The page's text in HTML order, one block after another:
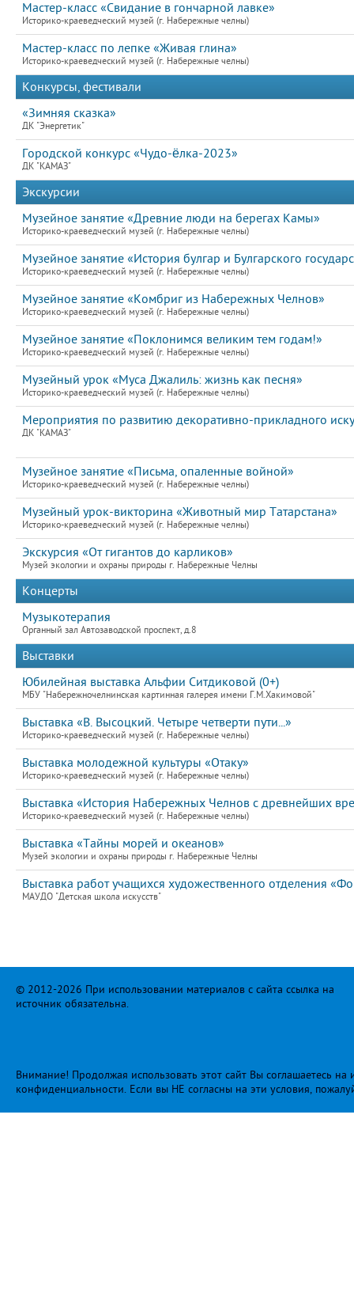
Мастер-класс «Свидание в гончарной лавке»
Историко-краеведческий музей (г. Набережные челны)
Мастер-класс по лепке «Живая глина»
Историко-краеведческий музей (г. Набережные челны)
Конкурсы, фестивали
«Зимняя сказка»
ДК "Энергетик"
Городской конкурс «Чудо-ёлка-2023»
ДК "КАМАЗ"
Экскурсии
Музейное занятие «Древние люди на берегах Камы»
Историко-краеведческий музей (г. Набережные челны)
Музейное занятие «История булгар и Булгарского
Историко-краеведческий музей (г. Набережные челны)
Музейное занятие «Комбриг из Набережных Челнов»
Историко-краеведческий музей (г. Набережные челны)
Музейное занятие «Поклонимся великим тем годам!»
Историко-краеведческий музей (г. Набережные челны)
Музейный урок «Муса Джалиль: жизнь как песня»
Историко-краеведческий музей (г. Набережные челны)
Мероприятия по развитию декоративно-прикладного
ДК "КАМАЗ"
Музейное занятие «Письма, опаленные войной»
Историко-краеведческий музей (г. Набережные челны)
Музейный урок-викторина «Животный мир Татарстана»
Историко-краеведческий музей (г. Набережные челны)
Экскурсия «От гигантов до карликов»
Музей экологии и охраны природы г. Набережные Челны
Концерты
Музыкотерапия
Органный зал Автозаводской проспект, д.8
Выставки
Юбилейная выставка Альфии Ситдиковой (0+)
МБУ "Набережночелнинская картинная галерея имени Г.М.Хакимовой"
Выставка «В. Высоцкий. Четыре четверти пути...»
Историко-краеведческий музей (г. Набережные челны)
Выставка молодежной культуры «Отаку»
Историко-краеведческий музей (г. Набережные челны)
Выставка «История Набережных Челнов с древнейших
Историко-краеведческий музей (г. Набережные челны)
Выставка «Тайны морей и океанов»
Музей экологии и охраны природы г. Набережные Челны
Выставка работ учащихся художественного отделения
МАУДО "Детская школа искусств"
© 2012-2026 При использовании материалов с сайта ссылка на
источник обязательна.
Внимание! Продолжая использовать этот сайт Вы соглашаетесь
конфиденциальности. Если вы НЕ согласны на эти условия,